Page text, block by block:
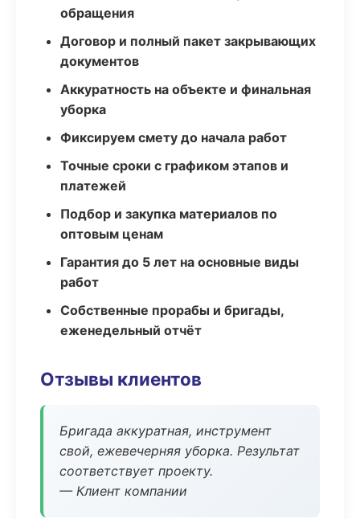
обращения
Договор и полный пакет закрывающих
документов
Аккуратность на объекте и финальная
уборка
Фиксируем смету до начала работ
Точные сроки с графиком этапов и
платежей
Подбор и закупка материалов по
оптовым ценам
Гарантия до 5 лет на основные виды
работ
Собственные прорабы и бригады,
еженедельный отчёт
Отзывы клиентов
Бригада аккуратная, инструмент
свой, ежевечерняя уборка. Результат
соответствует проекту.
— Клиент компании